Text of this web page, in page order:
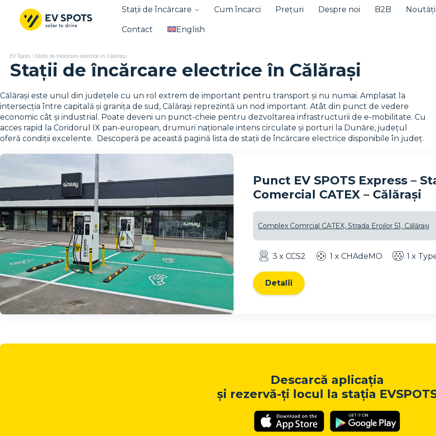
Stații de încărcare Cum încarci Prețuri Despre noi B2B Noutăți
Contact English
EV Spots \ Stații de încărcare electrice în Călărași
Stații de încărcare electrice în Călărași
Călărași este unul din județele cu un rol extrem de important pentru transport și nu numai. Amplasat la
intersecția între capitală și granița de sud, Călărași reprezintă un nod important. Atât din punct de vedere
economic cât și industrial. Poate deveni un punct-cheie pentru dezvoltarea infrastructurii de e-mobilitate. Cu
acces rapid la Coridorul IX pan-european, drumuri naționale intens circulate și porturi la Dunăre, județul
oferă condiții excelente. Descoperă pe această pagină lista de stații de încărcare electrice disponibile în județ.
Punct EV SPOTS Express –
Comercial CATEX – Călărași
Complex Comrcial CATEX, Strada Eroilor 51, Călărași
3 x CCS2 1 x CHAdeMO 1 x
Detalii
Descarcă aplicația
și rezervă-ți locul la stația